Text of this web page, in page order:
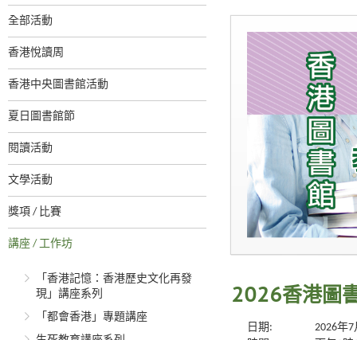
全部活動
香港悅讀周
香港中央圖書館活動
夏日圖書館節
閱讀活動
文學活動
獎項 / 比賽
講座 / 工作坊
「香港記憶：香港歷史文化再發
現」講座系列
「都會香港」專題講座
2026香港圖
日期:
2026年